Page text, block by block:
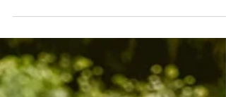
Hola a todos los futuros novios y novias! Si estáis
esos momentos especiales de vuestro...